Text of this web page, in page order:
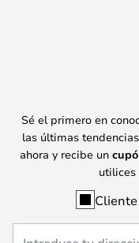
Sé el primero en
las últimas
ahora y recibe un
utilices